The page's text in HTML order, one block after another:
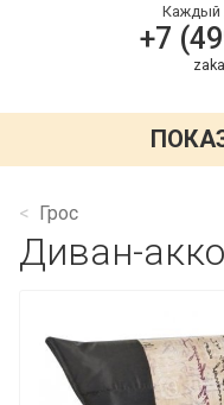
Каждый
+7
Грос
Диван-